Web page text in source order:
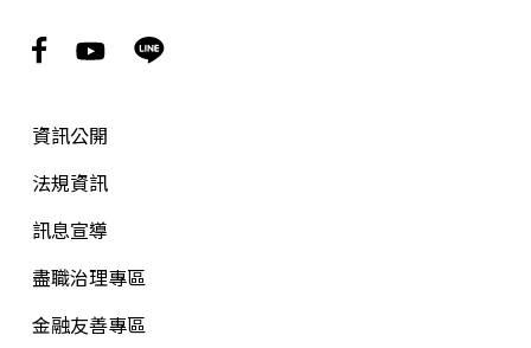
資訊公開
法規資訊
訊息宣導
盡職治理專區
金融友善專區